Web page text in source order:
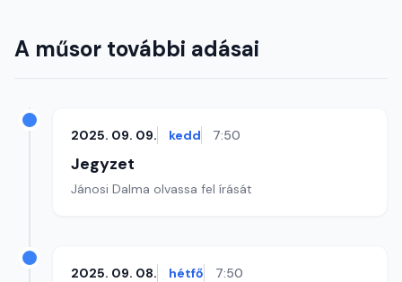
A műsor további adásai
2025. 09. 09. kedd 7:50
Jegyzet
Jánosi Dalma olvassa fel írását
2025. 09. 08. hétfő 7:50